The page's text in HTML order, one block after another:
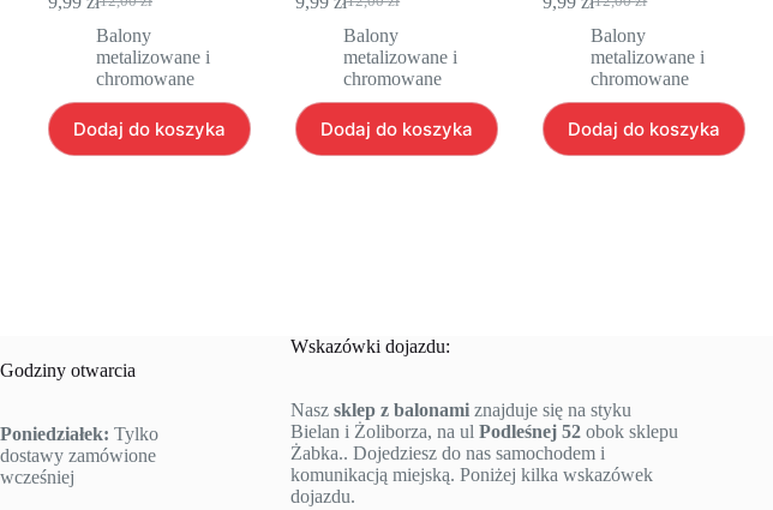
Pierwotna
cena
wynosiła:
12,00 zł.
Aktualna
cena
wynosi:
9,99 zł.
Balony
metalizowane i
chromowane
Dodaj do koszyka
Pierwotna
cena
wynosiła:
12,00 zł.
Aktualna
cena
wynosi:
9,99 zł.
Balony
metalizowane i
chromowane
Dodaj do koszyka
Pierwotna
cena
wynosiła:
12,00 zł.
Aktualna
cena
wynosi:
9,99 zł.
Balony
metalizowane i
chromowane
Dodaj do koszyka
Godziny otwarcia
Poniedziałek: Tylko
dostawy zamówione
wcześniej
Wskazówki dojazdu:
Nasz sklep z balonamiznajduje się na styku
Bielan i Żoliborza, na ul Podleśnej 52obok sklepu
Żabka.. Dojedziesz do nas samochodem i
komunikacją miejską. Poniżej kilka wskazówek
dojazdu.